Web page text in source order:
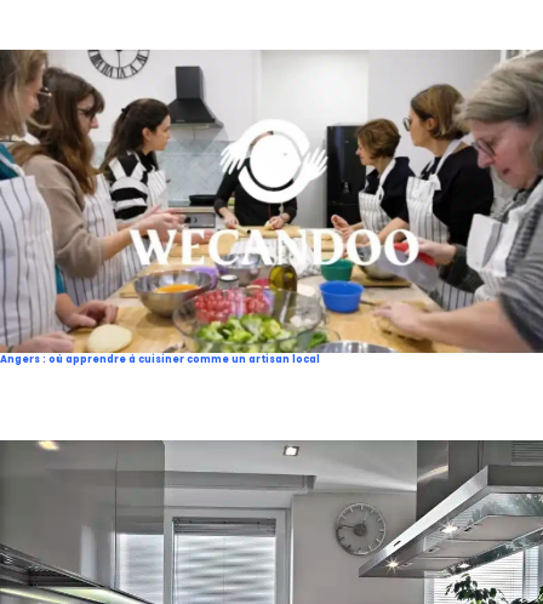
Angers : où apprendre à cuisiner comme un artisan local